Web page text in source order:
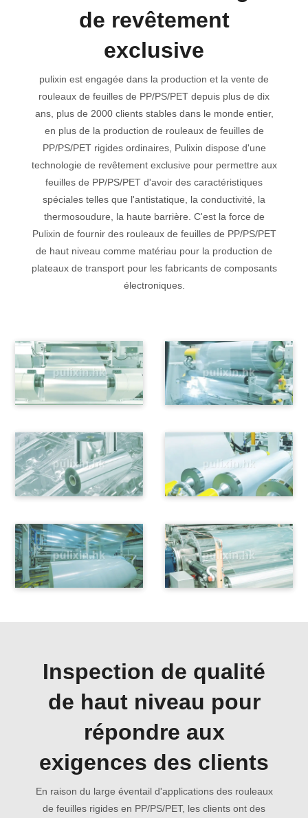
de revêtement
exclusive
pulixin est engagée dans la production et la vente de
rouleaux de feuilles de PP/PS/PET depuis plus de dix
ans, plus de 2000 clients stables dans le monde entier,
en plus de la production de rouleaux de feuilles de
PP/PS/PET rigides ordinaires, Pulixin dispose d'une
technologie de revêtement exclusive pour permettre aux
feuilles de PP/PS/PET d'avoir des caractéristiques
spéciales telles que l'antistatique, la conductivité, la
thermosoudure, la haute barrière. C'est la force de
Pulixin de fournir des rouleaux de feuilles de PP/PS/PET
de haut niveau comme matériau pour la production de
plateaux de transport pour les fabricants de composants
électroniques.
Inspection de qualité
de haut niveau pour
répondre aux
exigences des clients
En raison du large éventail d'applications des rouleaux
de feuilles rigides en PP/PS/PET, les clients ont des